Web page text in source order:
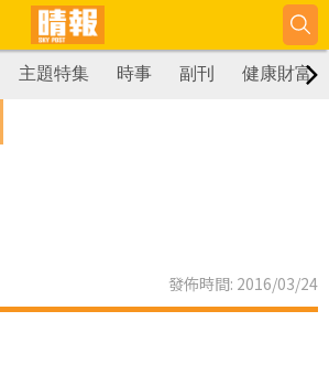
主題特集 時事 副刊 健康財富
發佈時間: 2016/03/24